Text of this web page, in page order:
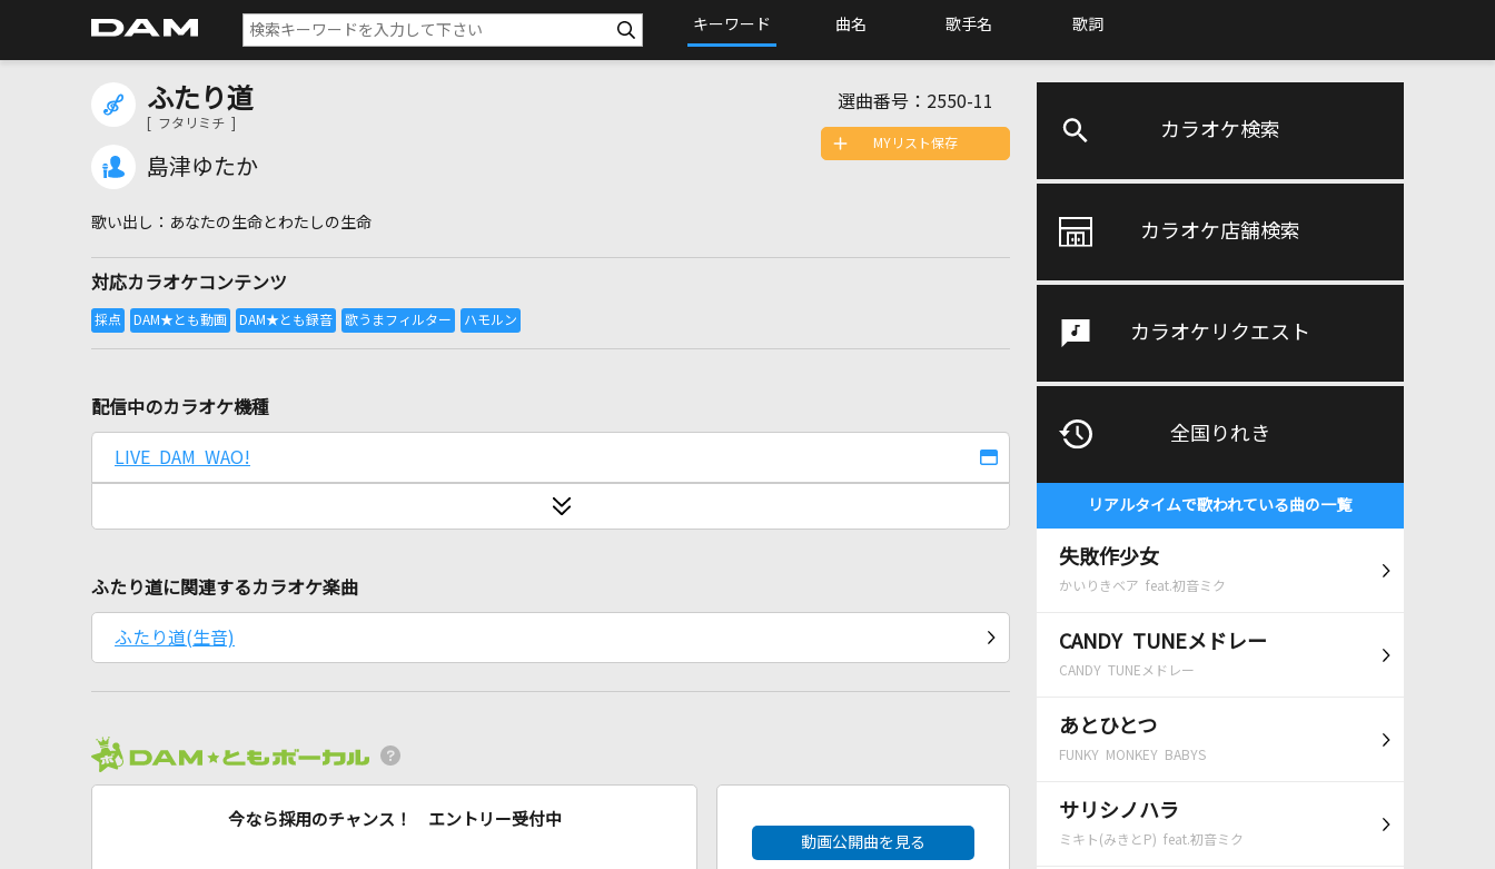
キーワード 曲名 歌手名 歌詞
カラオケ検索
カラオケ店舗検索
カラオケリクエスト
全国りれき
リアルタイムで歌われている曲の一覧
失敗作少女
かいりきベア feat.初音ミク
CANDY TUNEメドレー
CANDY TUNEメドレー
あとひとつ
FUNKY MONKEY BABYS
サリシノハラ
ミキト(みきとP) feat.初音ミク
ふたり道
[ フタリミチ ]
島津ゆたか
選曲番号： 2550-11
あなたの生命とわたしの生命
対応カラオケコンテンツ
MYリスト保存
配信中のカラオケ機種
LIVE DAM WAO!
ふたり道に関連するカラオケ楽曲
ふたり道(生音)
今なら採用のチャンス！ エントリー受付中
動画公開曲を見る